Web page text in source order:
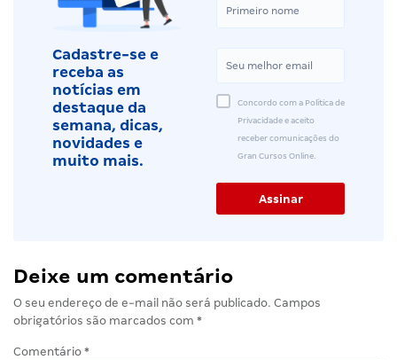
Cadastre-se e
receba as
notícias em
destaque da
semana, dicas,
novidades e
muito mais.
Concordo com a Política de
Privacidade e aceito
receber comunicações do
Gran Cursos Online.
Deixe um comentário
O seu endereço de e-mail não será publicado. Campos
obrigatórios são marcados com *
Comentário *